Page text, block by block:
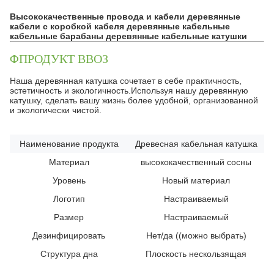
Высококачественные провода и кабели деревянные
кабели с коробкой кабеля деревянные кабельные
кабельные барабаны деревянные кабельные катушки
ΦПРОДУКТ ВВОЗ
Наша деревянная катушка сочетает в себе практичность,
эстетичность и экологичность.Используя нашу деревянную
катушку, сделать вашу жизнь более удобной, организованной
и экологически чистой.
Наименование продукта
Древесная кабельная катушка
Материал
высококачественный сосны
Уровень
Новый материал
Логотип
Настраиваемый
Размер
Настраиваемый
Дезинфицировать
Нет/да ((можно выбрать)
Структура дна
Плоскость нескользящая